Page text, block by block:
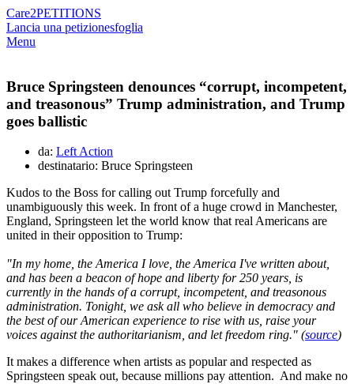
Care2PETITIONS
Lancia una petizionesfoglia
Menu
Bruce Springsteen denounces “corrupt, incompetent,
and treasonous” Trump administration, and Trump
goes ballistic
da: Left Action
destinatario: Bruce Springsteen
Kudos to the Boss for calling out Trump forcefully and
unambiguously this week. In front of a huge crowd in Manchester,
England, Springsteen let the world know that real Americans are
united in their opposition to Trump:
"In my home, the America I love, the America I've written about,
and has been a beacon of hope and liberty for 250 years, is
currently in the hands of a corrupt, incompetent, and treasonous
administration. Tonight, we ask all who believe in democracy and
the best of our American experience to rise with us, raise your
voices against the authoritarianism, and let freedom ring." (source)
It makes a difference when artists as popular and respected as
Springsteen speak out, because millions pay attention. And make no